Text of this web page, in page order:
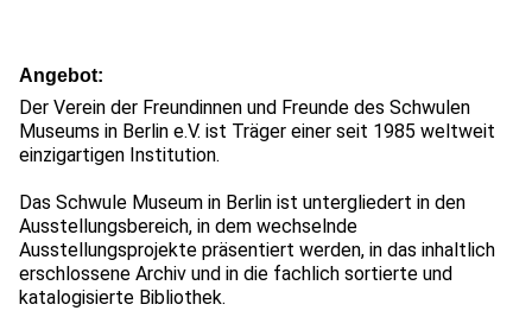
Angebot
Der Verein der Freundinnen und Freunde des Schwulen
Museums in Berlin e.V. ist Träger einer seit 1985 weltweit
einzigartigen Institution.
Das Schwule Museum in Berlin ist untergliedert in den
Ausstellungsbereich, in dem wechselnde
Ausstellungsprojekte präsentiert werden, in das inhaltlich
erschlossene Archiv und in die fachlich sortierte und
katalogisierte Bibliothek.